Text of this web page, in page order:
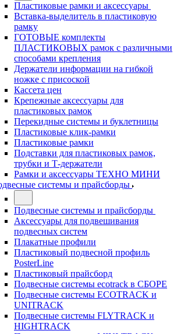
Пластиковые рамки и аксессуары
Вставка-выделитель в пластиковую
рамку
ГОТОВЫЕ комплекты
ПЛАСТИКОВЫХ рамок с различными
способами крепления
Держатели информации на гибкой
ножке с присоской
Кассета цен
Крепежные аксессуары для
пластиковых рамок
Перекидные системы и буклетницы
Пластиковые клик-рамки
Пластиковые рамки
Подставки для пластиковых рамок,
трубки и Т-держатели
Рамки и аксессуары ТЕХНО МИНИ
системы и прайсборды
Подвесные системы и прайсборды
Аксессуары для подвешивания
подвесных систем
Плакатные профили
Пластиковый подвесной профиль
PosterLine
Пластиковый прайсборд
Подвесные системы ecotrack в СБОРЕ
Подвесные системы ECOTRACK и
UNITRACK
Подвесные системы FLYTRACK и
HIGHTRACK